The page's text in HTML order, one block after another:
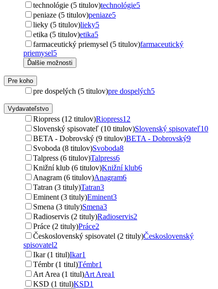
technológie (5 titulov)technológie5
peniaze (5 titulov)peniaze5
lieky (5 titulov)lieky5
etika (5 titulov)etika5
farmaceutický priemysel (5 titulov)farmaceutický
priemysel5
Ďalšie možnosti
Pre koho
pre dospelých (5 titulov)pre dospelých5
Vydavateľstvo
Riopress (12 titulov)Riopress12
Slovenský spisovateľ (10 titulov)Slovenský spisovateľ10
BETA - Dobrovský (9 titulov)BETA - Dobrovský9
Svoboda (8 titulov)Svoboda8
Talpress (6 titulov)Talpress6
Knižní klub (6 titulov)Knižní klub6
Anagram (6 titulov)Anagram6
Tatran (3 tituly)Tatran3
Eminent (3 tituly)Eminent3
Smena (3 tituly)Smena3
Radioservis (2 tituly)Radioservis2
Práce (2 tituly)Práce2
Československý spisovatel (2 tituly)Československý
spisovatel2
Ikar (1 titul)Ikar1
Témbr (1 titul)Témbr1
Art Area (1 titul)Art Area1
KSD (1 titul)KSD1